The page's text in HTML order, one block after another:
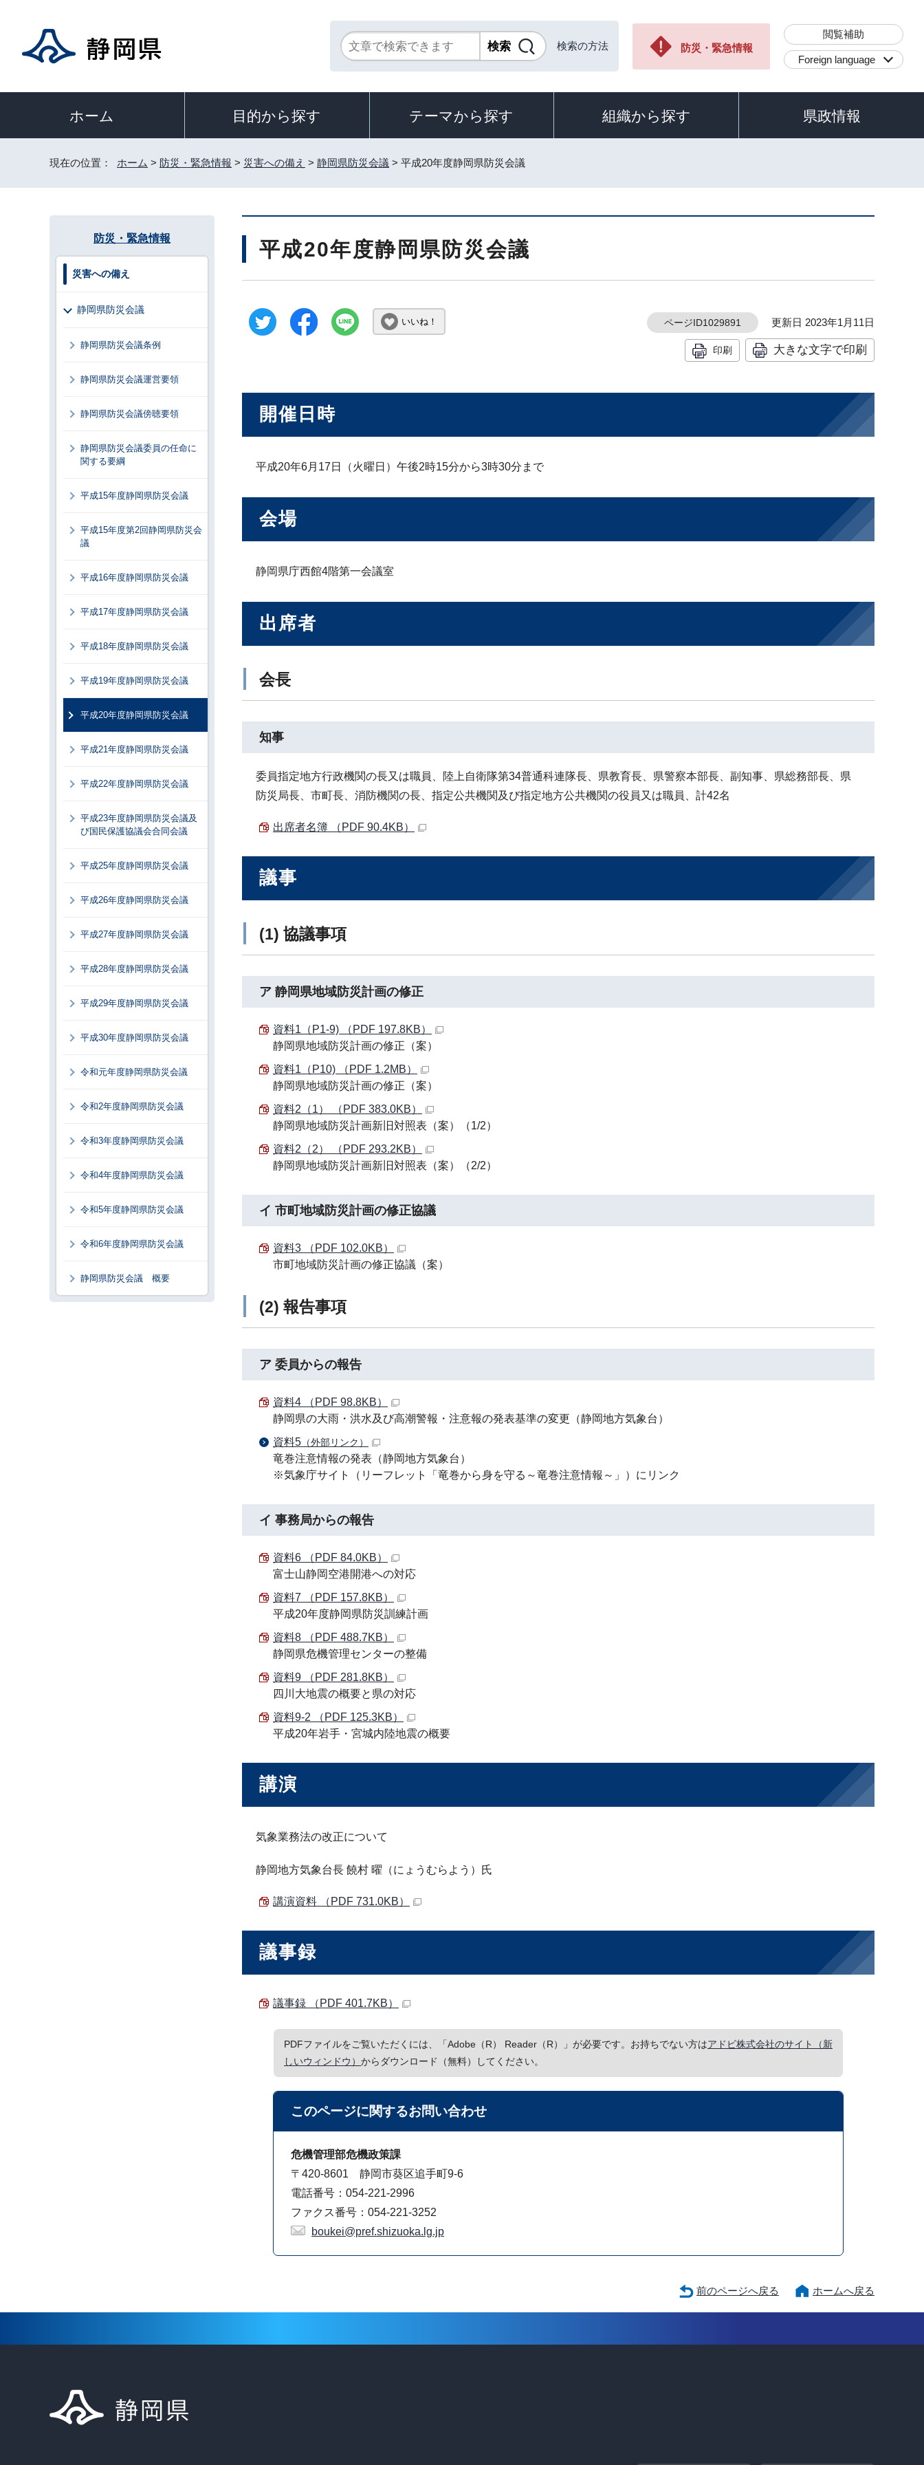
検索の方法 防災・緊急情報
閲覧補助
Foreign language
ホーム 目的から探す テーマから探す 組織から探す 県政情報
現在の位置： ホーム > 防災・緊急情報 > 災害への備え > 静岡県防災会議 > 平成20年度静岡県防災会議
平成20年度静岡県防災会議
いいね！ ページID1029891 更新日 2023年1月11日
印刷 大きな文字で印刷
開催日時
平成20年6月17日（火曜日）午後2時15分から3時30分まで
会場
静岡県庁西館4階第一会議室
出席者
会長
知事
委員指定地方行政機関の長又は職員、陸上自衛隊第34普通科連隊長、県教育長、県警察本部長、副知事、県総務部長、県
防災局長、市町長、消防機関の長、指定公共機関及び指定地方公共機関の役員又は職員、計42名
出席者名簿 （PDF 90.4KB）
議事
(1) 協議事項
ア 静岡県地域防災計画の修正
資料1（P1-9) （PDF 197.8KB）
静岡県地域防災計画の修正（案）
資料1（P10) （PDF 1.2MB）
静岡県地域防災計画の修正（案）
資料2（1） （PDF 383.0KB）
静岡県地域防災計画新旧対照表（案）（1/2）
資料2（2） （PDF 293.2KB）
静岡県地域防災計画新旧対照表（案）（2/2）
イ 市町地域防災計画の修正協議
資料3 （PDF 102.0KB）
市町地域防災計画の修正協議（案）
(2) 報告事項
ア 委員からの報告
資料4 （PDF 98.8KB）
静岡県の大雨・洪水及び高潮警報・注意報の発表基準の変更（静岡地方気象台）
資料5 （外部リンク）
竜巻注意情報の発表（静岡地方気象台）
※気象庁サイト（リーフレット「竜巻から身を守る～竜巻注意情報～」）にリンク
イ 事務局からの報告
資料6 （PDF 84.0KB）
富士山静岡空港開港への対応
資料7 （PDF 157.8KB）
平成20年度静岡県防災訓練計画
資料8 （PDF 488.7KB）
静岡県危機管理センターの整備
資料9 （PDF 281.8KB）
四川大地震の概要と県の対応
資料9-2 （PDF 125.3KB）
平成20年岩手・宮城内陸地震の概要
講演
気象業務法の改正について
静岡地方気象台長 饒村 曜（にょうむらよう）氏
講演資料 （PDF 731.0KB）
議事録
議事録 （PDF 401.7KB）
PDFファイルをご覧いただくには、「Adobe（R） Reader（R）」が必要です。お持ちでない方はアドビ株式会社のサイト（新
しいウィンドウ） からダウンロード（無料）してください。
このページに関するお問い合わせ
危機管理部危機政策課
〒420-8601 静岡市葵区追手町9-6
電話番号：054-221-2996
ファクス番号：054-221-3252
boukei@pref.shizuoka.lg.jp
防災・緊急情報
災害への備え
静岡県防災会議
静岡県防災会議条例
静岡県防災会議運営要領
静岡県防災会議傍聴要領
静岡県防災会議委員の任命に
関する要綱
平成15年度静岡県防災会議
平成15年度第2回静岡県防災会
議
平成16年度静岡県防災会議
平成17年度静岡県防災会議
平成18年度静岡県防災会議
平成19年度静岡県防災会議
平成20年度静岡県防災会議
平成21年度静岡県防災会議
平成22年度静岡県防災会議
平成23年度静岡県防災会議及
び国民保護協議会合同会議
平成25年度静岡県防災会議
平成26年度静岡県防災会議
平成27年度静岡県防災会議
平成28年度静岡県防災会議
平成29年度静岡県防災会議
平成30年度静岡県防災会議
令和元年度静岡県防災会議
令和2年度静岡県防災会議
令和3年度静岡県防災会議
令和4年度静岡県防災会議
令和5年度静岡県防災会議
令和6年度静岡県防災会議
静岡県防災会議 概要
前のページへ戻る ホームへ戻る